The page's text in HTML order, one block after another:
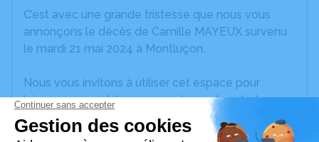
C’est avec une grande tristesse que nous vous
annonçons le décès de Camille MAYEUX survenu
le mardi 21 mai 2024 à Montluçon.
Nous vous invitons à utiliser cet espace pour
laisser vos condoléances, partager des photos
souvenirs, une anecdote ou exprimer vos pensées
à travers des poèmes ou des textes. Cet endroit